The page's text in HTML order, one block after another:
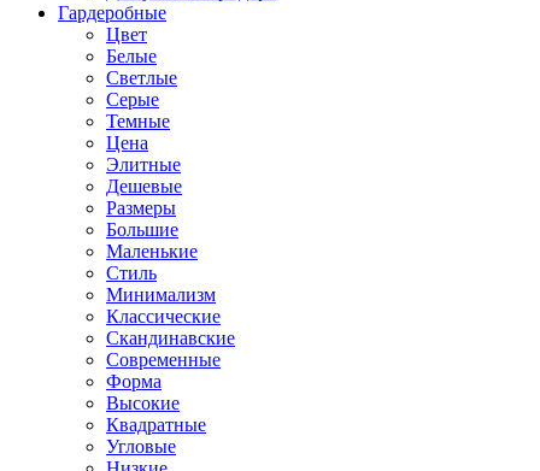
Гардеробные
Цвет
Белые
Светлые
Серые
Темные
Цена
Элитные
Дешевые
Размеры
Большие
Маленькие
Стиль
Минимализм
Классические
Скандинавские
Современные
Форма
Высокие
Квадратные
Угловые